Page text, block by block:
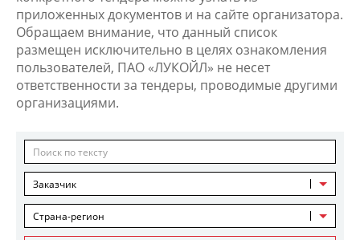
приложенных документов и на сайте организатора.
Обращаем внимание, что данный список
размещен исключительно в целях ознакомления
пользователей, ПАО «ЛУКОЙЛ» не несет
ответственности за тендеры, проводимые другими
организациями.
Заказчик
Страна-регион